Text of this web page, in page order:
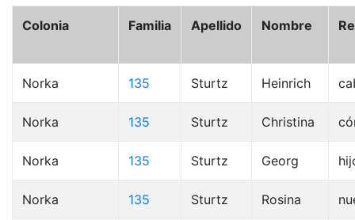
Colonia Familia Apellido Nombre
Norka 135 Sturtz Heinrich
Norka 135 Sturtz Christina
Norka 135 Sturtz Georg
Norka 135 Sturtz Rosina